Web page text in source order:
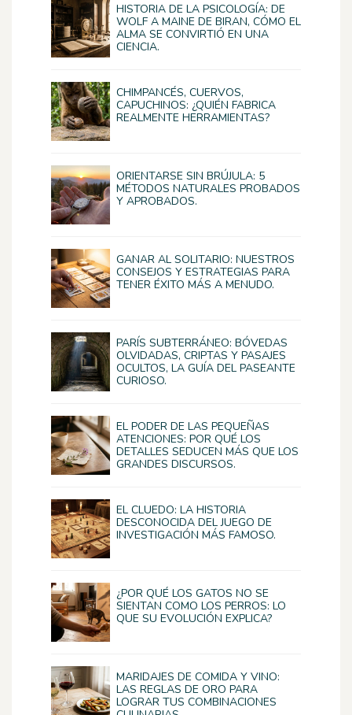
HISTORIA DE LA PSICOLOGÍA: DE
WOLF A MAINE DE BIRAN, CÓMO EL
ALMA SE CONVIRTIÓ EN UNA
CIENCIA.
CHIMPANCÉS, CUERVOS,
CAPUCHINOS: ¿QUIÉN FABRICA
REALMENTE HERRAMIENTAS?
ORIENTARSE SIN BRÚJULA: 5
MÉTODOS NATURALES PROBADOS
Y APROBADOS.
GANAR AL SOLITARIO: NUESTROS
CONSEJOS Y ESTRATEGIAS PARA
TENER ÉXITO MÁS A MENUDO.
PARÍS SUBTERRÁNEO: BÓVEDAS
OLVIDADAS, CRIPTAS Y PASAJES
OCULTOS, LA GUÍA DEL PASEANTE
CURIOSO.
EL PODER DE LAS PEQUEÑAS
ATENCIONES: POR QUÉ LOS
DETALLES SEDUCEN MÁS QUE LOS
GRANDES DISCURSOS.
EL CLUEDO: LA HISTORIA
DESCONOCIDA DEL JUEGO DE
INVESTIGACIÓN MÁS FAMOSO.
¿POR QUÉ LOS GATOS NO SE
SIENTAN COMO LOS PERROS: LO
QUE SU EVOLUCIÓN EXPLICA?
MARIDAJES DE COMIDA Y VINO:
LAS REGLAS DE ORO PARA
LOGRAR TUS COMBINACIONES